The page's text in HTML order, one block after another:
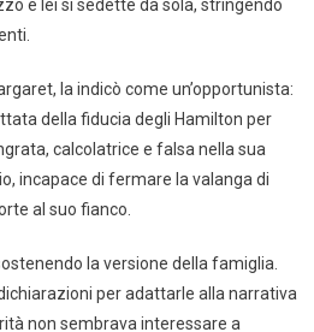
e lei si sedette da sola, stringendo
la indicò come un’opportunista:
della fiducia degli Hamilton per
calcolatrice e falsa nella sua
incapace di fermare la valanga di
al suo fianco.
la versione della famiglia.
per adattarle alla narrativa
non sembrava interessare a